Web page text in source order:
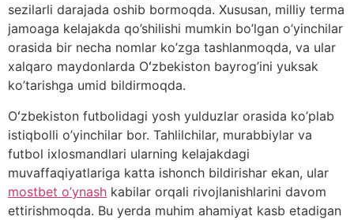
sezilarli darajada oshib bormoqda. Xususan, milliy terma
jamoaga kelajakda qo’shilishi mumkin bo’lgan o’yinchilar
orasida bir necha nomlar ko’zga tashlanmoqda, va ular
xalqaro maydonlarda Oʻzbekiston bayrog’ini yuksak
ko’tarishga umid bildirmoqda.
Oʻzbekiston futbolidagi yosh yulduzlar orasida ko’plab
istiqbolli o’yinchilar bor. Tahlilchilar, murabbiylar va
futbol ixlosmandlari ularning kelajakdagi
muvaffaqiyatlariga katta ishonch bildirishar ekan, ular
mostbet o’ynash kabilar orqali rivojlanishlarini davom
ettirishmoqda. Bu yerda muhim ahamiyat kasb etadigan